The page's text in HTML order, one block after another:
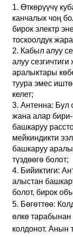
1. Өткөрүүчү
канчалык чоң
бирок электр
тоскоолдук
2. Кабыл алуу
алуу
аралыктары
туура эмес
келет;
3. Антенна: Бул
жана алар
башкаруу
мейкиндикти
башкаруу
түздөөгө болот;
4. Бийиктиги:
алыстан
болот, бирок
5. Бөгөттөө:
өлкө тарабынан
колдонот. Анын